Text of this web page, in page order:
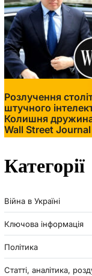
Розлучення
штучного
Колишня
Wall Street Journal
Категорії
Війна в Україні
Ключова інформація
Політика
Статті, аналітика,